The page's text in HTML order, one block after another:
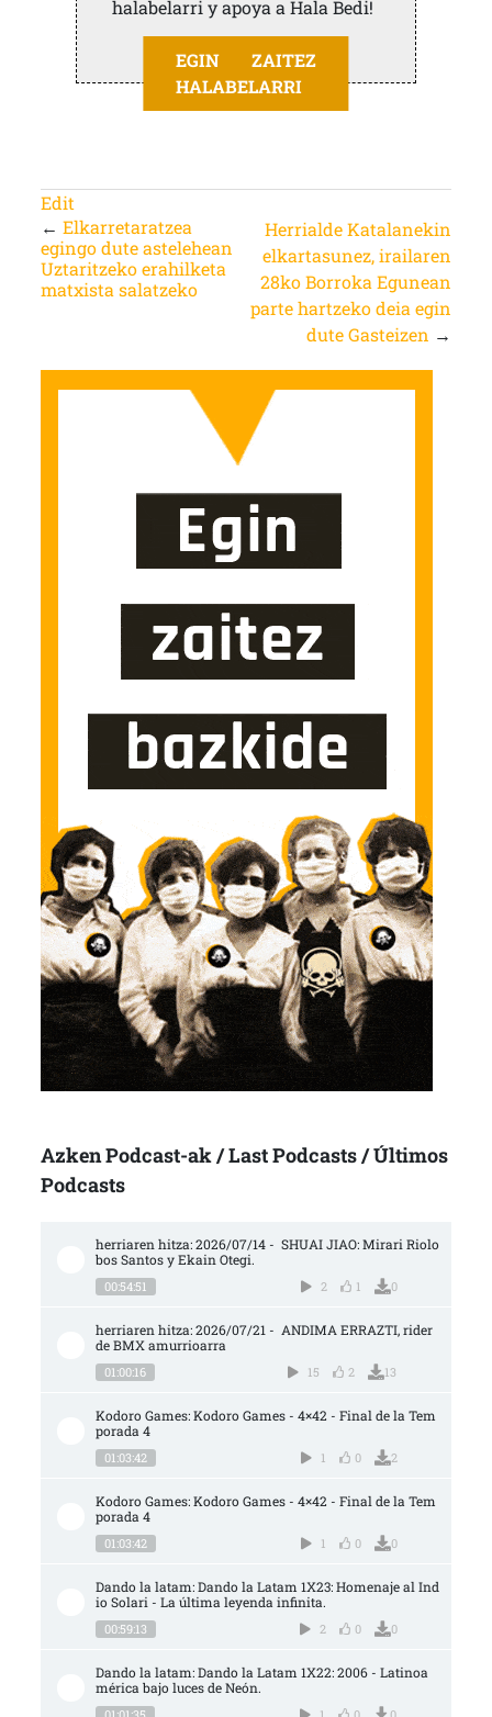
halabelarri y apoya a Hala Bedi!
EGIN ZAITEZ
HALABELARRI
Edit
← Elkarretaratzea
egingo dute astelehean
Uztaritzeko erahilketa
matxista salatzeko
Herrialde Katalanekin
elkartasunez, irailaren
28ko Borroka Egunean
parte hartzeko deia egin
dute Gasteizen →
Azken Podcast-ak / Last Podcasts / Últimos
Podcasts
herriaren hitza: 2026/07/14 -  SHUAI JIAO: Mirari Riolo
bos Santos y Ekain Otegi.
00:54:51 2 1 0
herriaren hitza: 2026/07/21 -  ANDIMA ERRAZTI, rider
de BMX amurrioarra
01:00:16 15 2 13
Kodoro Games: Kodoro Games - 4×42 - Final de la Tem
porada 4
01:03:42 1 0 2
Kodoro Games: Kodoro Games - 4×42 - Final de la Tem
porada 4
01:03:42 1 0 0
Dando la latam: Dando la Latam 1X23: Homenaje al Ind
io Solari - La última leyenda infinita.
00:59:13 2 0 0
Dando la latam: Dando la Latam 1X22: 2006 - Latinoa
mérica bajo luces de Neón.